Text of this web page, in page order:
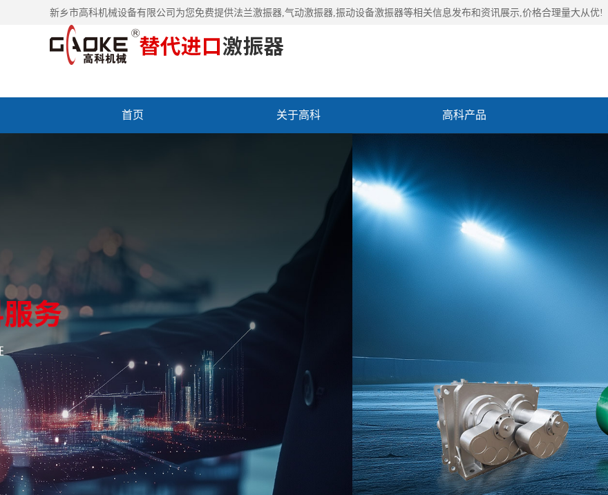
新乡市高科机械设备有限公司为您免费提供法兰激振器,气动激振器,振动设备激振器等相关信息发布和资讯展示,价格合理量大从优!
首页 关于高科 高科产品